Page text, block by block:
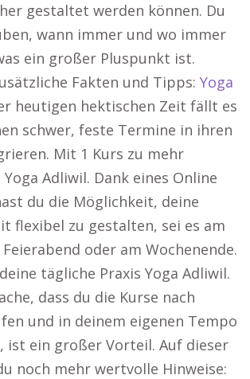
gestaltet werden können. Du
wann immer und wo immer
ein großer Pluspunkt ist.
Fakten und Tipps: Yoga
heutigen hektischen Zeit fällt es
schwer, feste Termine in ihren
Mit 1 Kurs zu mehr
Adliwil. Dank eines Online
du die Möglichkeit, deine
flexibel zu gestalten, sei es am
oder am Wochenende.
tägliche Praxis Yoga Adliwil.
dass du die Kurse nach
und in deinem eigenen Tempo
ist ein großer Vorteil. Auf dieser
noch mehr wertvolle Hinweise: